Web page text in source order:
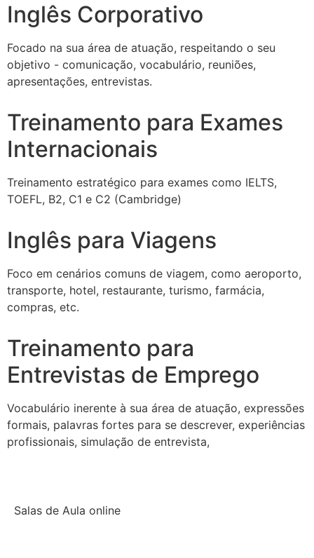
Inglês Corporativo
Focado na sua área de atuação, respeitando o seu
objetivo - comunicação, vocabulário, reuniões,
apresentações, entrevistas.
Treinamento para Exames
Internacionais
Treinamento estratégico para exames como IELTS,
TOEFL, B2, C1 e C2 (Cambridge)
Inglês para Viagens
Foco em cenários comuns de viagem, como aeroporto,
transporte, hotel, restaurante, turismo, farmácia,
compras, etc.
Treinamento para
Entrevistas de Emprego
Vocabulário inerente à sua área de atuação, expressões
formais, palavras fortes para se descrever, experiências
profissionais, simulação de entrevista,
Salas de Aula online